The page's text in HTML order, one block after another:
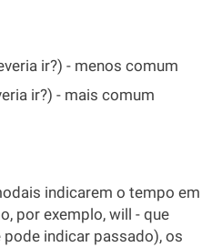
ir?) - menos comum
ir?) - mais comum
indicarem o tempo em
por exemplo, will - que
indicar passado), os